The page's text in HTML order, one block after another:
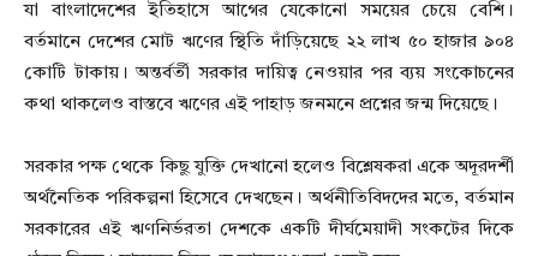
যা বাংলাদেশের ইতিহাসে আগের যেকোনো সময়ের চেয়ে বেশি।
বর্তমানে দেশের মোট ঋণের স্থিতি দাঁড়িয়েছে ২২ লাখ ৫০ হাজার ৯০৪
কোটি টাকায়। অন্তর্বর্তী সরকার দায়িত্ব নেওয়ার পর ব্যয় সংকোচনের
কথা থাকলেও বাস্তবে ঋণের এই পাহাড় জনমনে প্রশ্নের জন্ম দিয়েছে।
সরকার পক্ষ থেকে কিছু যুক্তি দেখানো হলেও বিশ্লেষকরা একে অদূরদর্শী
অর্থনৈতিক পরিকল্পনা হিসেবে দেখছেন। অর্থনীতিবিদদের মতে, বর্তমান
সরকারের এই ঋণনির্ভরতা দেশকে একটি দীর্ঘমেয়াদী সংকটের দিকে